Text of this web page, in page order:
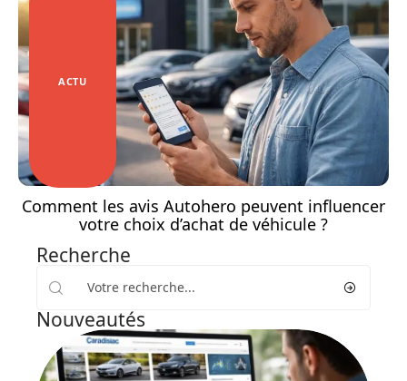
ACTU
Comment les avis Autohero peuvent influencer
votre choix d’achat de véhicule ?
Recherche
Nouveautés